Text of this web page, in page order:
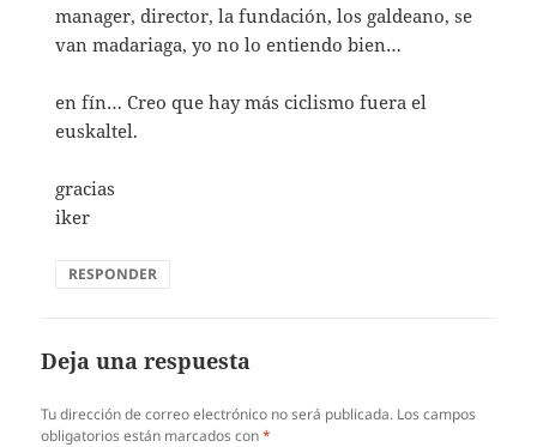
manager, director, la fundación, los galdeano, se
van madariaga, yo no lo entiendo bien…
en fín… Creo que hay más ciclismo fuera el
euskaltel.
gracias
iker
RESPONDER
Deja una respuesta
Tu dirección de correo electrónico no será publicada. Los campos
obligatorios están marcados con*